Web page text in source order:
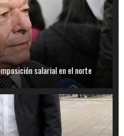
salarial en el norte